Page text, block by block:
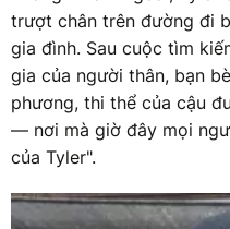
trượt chân trên đường đi
gia đình. Sau cuộc tìm
gia của người thân, bạn
phương, thi thể của cậu
— nơi mà giờ đây mọi
của Tyler".